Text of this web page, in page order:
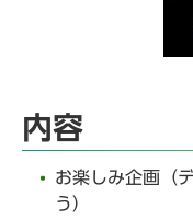
内容
お楽しみ企画（
う）